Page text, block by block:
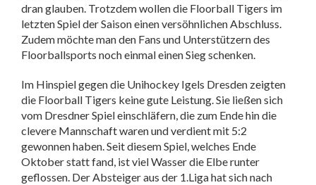
dran glauben. Trotzdem wollen die Floorball Tigers im
letzten Spiel der Saison einen versöhnlichen Abschluss.
Zudem möchte man den Fans und Unterstützern des
Floorballsports noch einmal einen Sieg schenken.
Im Hinspiel gegen die Unihockey Igels Dresden zeigten
die Floorball Tigers keine gute Leistung. Sie ließen sich
vom Dresdner Spiel einschläfern, die zum Ende hin die
clevere Mannschaft waren und verdient mit 5:2
gewonnen haben. Seit diesem Spiel, welches Ende
Oktober statt fand, ist viel Wasser die Elbe runter
geflossen. Der Absteiger aus der 1.Liga hat sich nach